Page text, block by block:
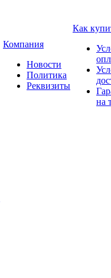
Компания
Новости
Политика
Реквизиты
Как
на